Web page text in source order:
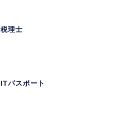
税理士
ITパスポート